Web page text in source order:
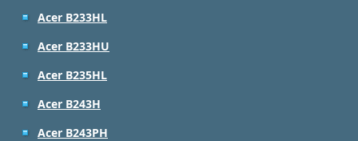
Acer B233HL
Acer B233HU
Acer B235HL
Acer B243H
Acer B243PH